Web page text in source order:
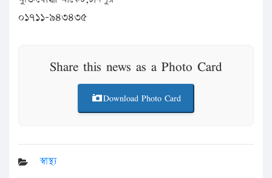
০১৭১১-৯৪৩৪৩৫
Share this news as a Photo Card
Download Photo Card
স্বাস্থ্য